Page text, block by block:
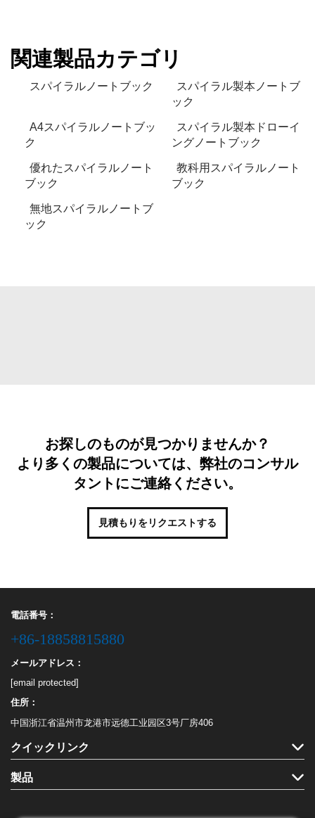
関連製品カテゴリ
スパイラルノートブック
スパイラル製本ノートブ
ック
A4スパイラルノートブッ
ク
スパイラル製本ドローイ
ングノートブック
優れたスパイラルノート
ブック
教科用スパイラルノート
ブック
無地スパイラルノートブ
ック
お探しのものが見つかりませんか？
より多くの製品については、弊社のコンサル
タントにご連絡ください。
見積もりをリクエストする
電話番号：
+86-18858815880
メールアドレス：
[email protected]
住所：
中国浙江省温州市龙港市远德工业园区3号厂房406
クイックリンク
製品